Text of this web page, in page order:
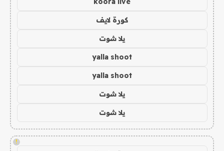
كورة لايف
يلا شوت
yalla shoot
yalla shoot
يلا شوت
يلا شوت
!